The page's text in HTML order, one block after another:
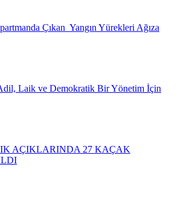
Çıkan Yangın Yürekleri Ağıza
Laik ve Demokratik Bir Yönetim İçin
AÇIKLARINDA 27 KAÇAK